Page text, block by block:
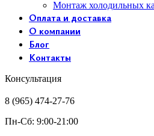
Монтаж холодильных
Оплата и доставка
О компании
Блог
Контакты
Консультация
8 (965) 474-27-76
Пн-Сб: 9:00-21:00